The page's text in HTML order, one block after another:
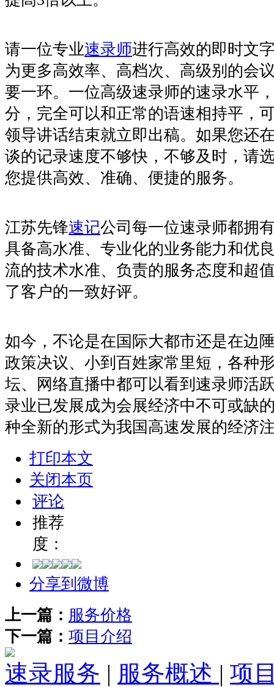
请一位专业速录师进行高效的即时文
为更多高效率、高档次、高级别的会
要一环。 一位高级速录师的速录水平
分，完全可以和正常的语速相持平，
领导讲话结束就立即出稿。如果您还
谈的记录速度不够快，不够及时，请
您提供高效、准确、便捷的服务。
江苏先锋速记公司每一位速录师都拥
具备高水准、专业化的业务能力和优
流的技术水准、负责的服务态度和超
了客户的一致好评。
如今，不论是在国际大都市还是在边
政策决议、小到百姓家常里短，各种
坛、网络直播中都可以看到速录师活
录业已发展成为会展经济中不可或缺
种全新的形式为我国高速发展的经济
打印本文
关闭本页
评论
推荐
度：
分享到微博
上一篇： 服务价格
下一篇： 项目介绍
速录服务 | 服务概述 | 项